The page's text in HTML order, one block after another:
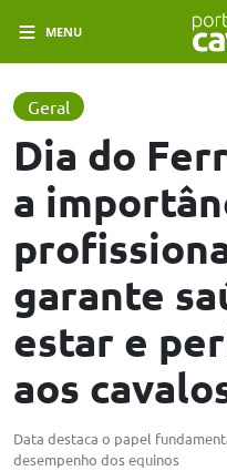
MENU
Geral
Dia do
a
garante
estar e
aos
Data destaca o papel
desempenho dos equinos